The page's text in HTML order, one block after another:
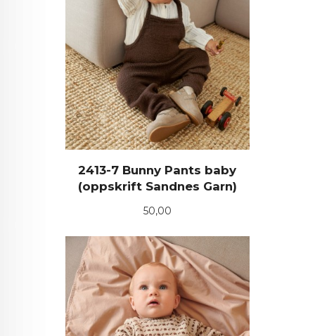
2413-7 Bunny Pants baby
(oppskrift Sandnes Garn)
Pris
50,00